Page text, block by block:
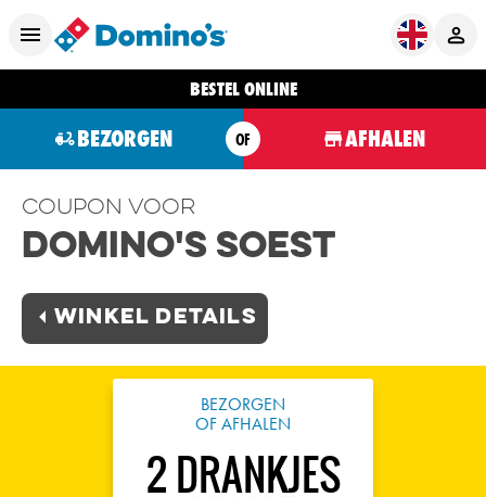
BESTEL ONLINE
BEZORGEN OF AFHALEN
Coupon voor
Domino's Soest
Winkel Details
BEZORGEN
OF AFHALEN
2 DRANKJES